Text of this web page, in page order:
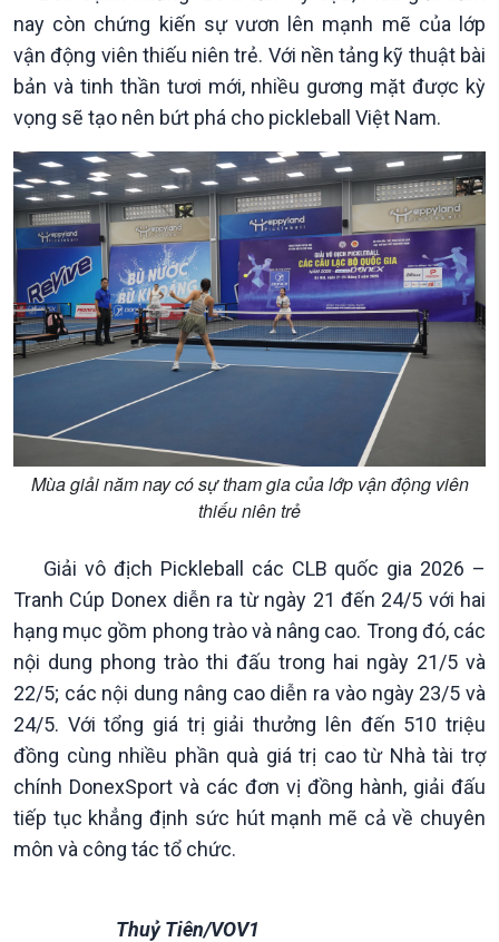
Tài nguyên và Môi trường
Chuyên gia của bạn
Xã hội chuyển động
Bước chân đến trường
khí hậu
Chát với người nổi tiếng
Câu chuyện Thể thao
Multimedia
Video
Infographic
E-Magazine
nay còn chứng kiến sự vươn lên mạnh mẽ của lớp
vận động viên thiếu niên trẻ. Với nền tảng kỹ thuật bài
bản và tinh thần tươi mới, nhiều gương mặt được kỳ
vọng sẽ tạo nên bứt phá cho pickleball Việt Nam.
Mùa giải năm nay có sự tham gia của lớp vận động viên
thiếu niên trẻ
Giải vô địch Pickleball các CLB quốc gia 2026 –
Tranh Cúp Donex diễn ra từ ngày 21 đến 24/5 với hai
hạng mục gồm phong trào và nâng cao. Trong đó, các
nội dung phong trào thi đấu trong hai ngày 21/5 và
22/5; các nội dung nâng cao diễn ra vào ngày 23/5 và
24/5. Với tổng giá trị giải thưởng lên đến 510 triệu
đồng cùng nhiều phần quà giá trị cao từ Nhà tài trợ
chính DonexSport và các đơn vị đồng hành, giải đấu
tiếp tục khẳng định sức hút mạnh mẽ cả về chuyên
môn và công tác tổ chức.
Thuỷ Tiên/VOV1